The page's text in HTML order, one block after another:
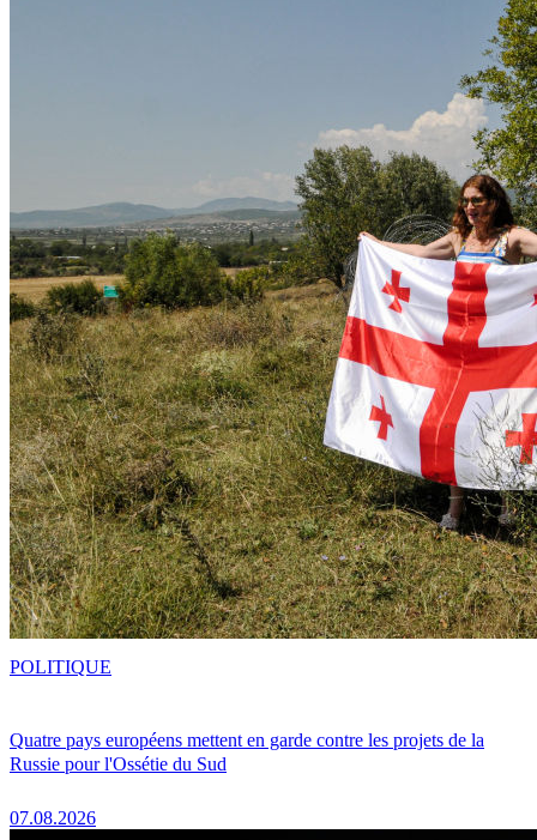
Quatre pays européens mettent en garde contre les projets de la
Russie pour l'Ossétie du Sud
07.08.2026
POLITIQUE